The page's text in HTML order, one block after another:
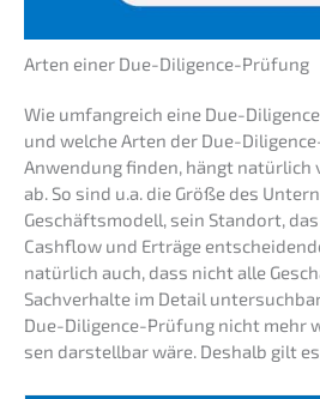
Arten einer Due-Diligence-Prüfung
Wie umfang­reich eine Due-
und welche Arten der Due-
Anwen­dung finden, hängt natür­lich
ab. So sind u.a. die Größe des
Geschäfts­mo­dell, sein Stand­ort,
Cashflow und Erträ­ge
natür­lich auch, dass nicht alle
Sachver­hal­te im Detail
Due-Diligence-Prüfung nicht
sen darstell­bar wäre. Deshalb gilt